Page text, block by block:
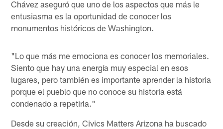
Chávez aseguró que uno de los aspectos que más le
entusiasma es la oportunidad de conocer los
monumentos históricos de Washington.
"Lo que más me emociona es conocer los memoriales.
Siento que hay una energía muy especial en esos
lugares, pero también es importante aprender la historia
porque el pueblo que no conoce su historia está
condenado a repetirla."
Desde su creación, Civics Matters Arizona ha buscado